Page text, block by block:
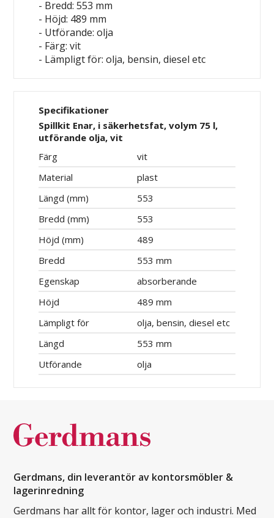
- Bredd: 553 mm
- Höjd: 489 mm
- Utförande: olja
- Färg: vit
- Lämpligt för: olja, bensin, diesel etc
Specifikationer
Spillkit Enar, i säkerhetsfat, volym 75 l,
utförande olja, vit
Färg
vit
Material
plast
Längd (mm)
553
Bredd (mm)
553
Höjd (mm)
489
Bredd
553 mm
Egenskap
absorberande
Höjd
489 mm
Lämpligt för
olja, bensin, diesel etc
Längd
553 mm
Utförande
olja
Gerdmans, din leverantör av kontorsmöbler &
lagerinredning
Gerdmans har allt för kontor, lager och industri. Med